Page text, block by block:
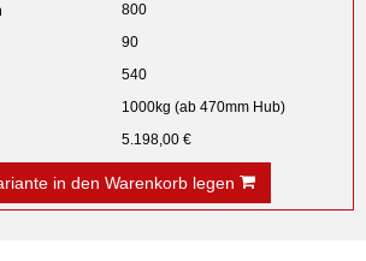
800
90
540
1000kg (ab 470mm Hub)
5.198,00 €
in den Warenkorb legen